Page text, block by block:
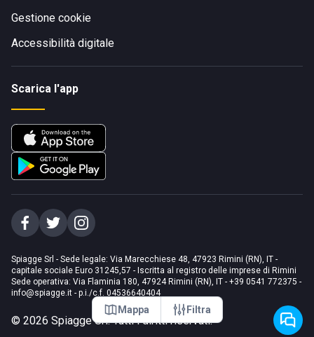
Mappa Filtra
Gestione cookie
Accessibilità digitale
Scarica l'app
Spiagge Srl - Sede legale: Via Marecchiese 48, 47923 Rimini (RN), IT -
capitale sociale Euro 31245,57 - Iscritta al registro delle imprese di Rimini
Sede operativa: Via Flaminia 180, 47924 Rimini (RN), IT - +39 0541 772375 -
info@spiagge.it - p.i./c.f. 04536640404
© 2026 Spiagge Srl. Tutti i diritti riservati.